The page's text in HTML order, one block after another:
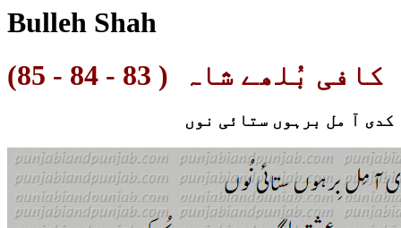
Bulleh Shah
کافی بُلھے شاہ ( 83 - 84 - 85)
کدی آ مل برہوں ستائی نوں